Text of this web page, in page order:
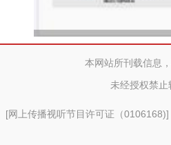
本网站所刊载信息
未经授权禁
[网上传播视听节目许可证（0106168)]